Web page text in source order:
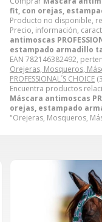
fit, con orejas,
Producto no disponible,
Precio, información,
antimoscas
estampado armadillo
EAN 782146382492,
Orejeras, Mosqueros,
PROFESSIONAL´S CHOICE
Encuentra productos
Máscara antimoscas
orejas, estampado
"Orejeras, Mosqueros,